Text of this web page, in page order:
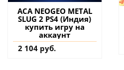
ACA NEOGEO METAL
SLUG 2 PS4 (Индия)
купить игру на
аккаунт
2 104 руб.